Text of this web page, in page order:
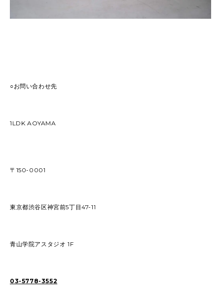
○お問い合わせ先
1LDK AOYAMA
〒150-0001
東京都渋谷区神宮前5丁目47-11
青山学院アスタジオ 1F
03-5778-3552